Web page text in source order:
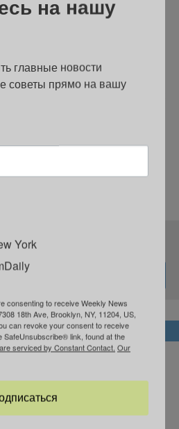
New York:
в фестиваль 1960-х
и атмосферой Вудстока
идей, которые принесут
фейерверк в истории Нью-
на нашу рассылку
НОВОСТИ
фестиваль воздушных
стоит увидеть хотя бы раз в
и еда: почему вам стоит
County Fair
на нашу
главные новости
советы прямо на вашу
York
consenting to receive Weekly News
18th Ave, Brooklyn, NY, 11204, US,
can revoke your consent to receive
SafeUnsubscribe® link, found at the
serviced by Constant Contact. Our